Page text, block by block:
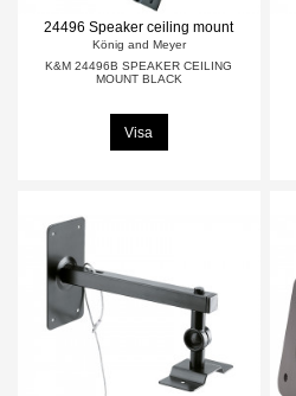
24496 Speaker ceiling mount
König and Meyer
K&M 24496B SPEAKER CEILING
MOUNT BLACK
Visa